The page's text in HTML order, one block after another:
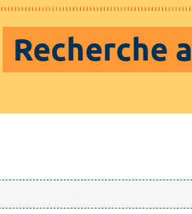
Recherche